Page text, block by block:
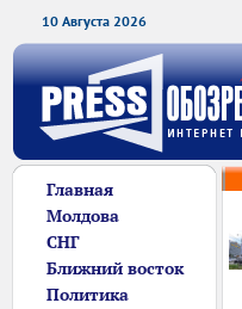
10 Августа 2026
Главная
Молдова
СНГ
Ближний восток
Политика